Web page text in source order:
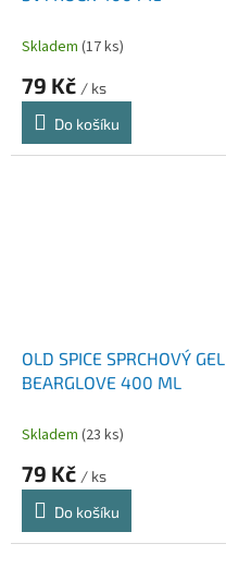
Skladem (17 ks)
79 Kč / ks
Do košíku
OLD SPICE SPRCHOVÝ GEL
BEARGLOVE 400 ML
Skladem (23 ks)
79 Kč / ks
Do košíku